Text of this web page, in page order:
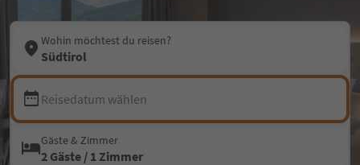
Wohin möchtest du reisen?
Südtirol
Reisedatum wählen
Gäste & Zimmer
2 Gäste / 1 Zimmer